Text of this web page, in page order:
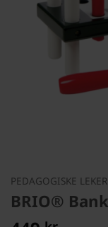
PEDAGOGISKE LEKER
BRIO®